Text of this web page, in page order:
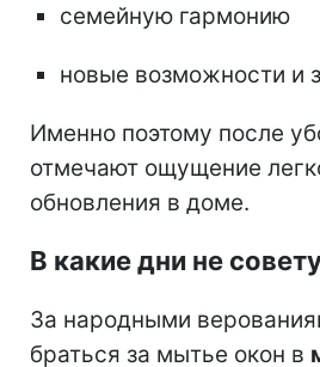
семейную гармонию
новые возможности и
Именно поэтому после
отмечают ощущение
обновления в доме.
В какие дни не
За народными
браться за мытье окон в